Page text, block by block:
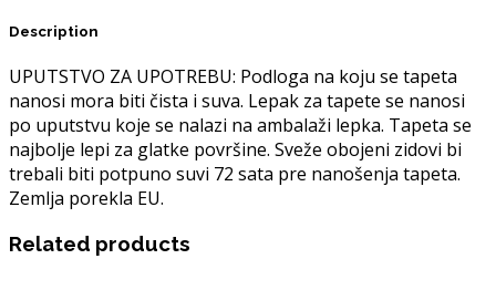
Description
UPUTSTVO ZA UPOTREBU: Podloga na koju se tapeta
nanosi mora biti čista i suva. Lepak za tapete se nanosi
po uputstvu koje se nalazi na ambalaži lepka. Tapeta se
najbolje lepi za glatke površine. Sveže obojeni zidovi bi
trebali biti potpuno suvi 72 sata pre nanošenja tapeta.
Zemlja porekla EU.
Related products